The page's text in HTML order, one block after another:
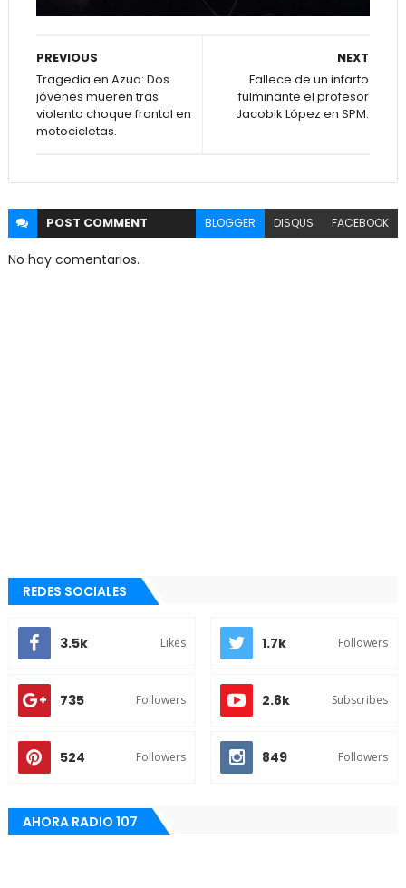
NEXT
Fallece de un infarto
fulminante el profesor
Jacobik López en SPM.
PREVIOUS
Tragedia en Azua: Dos
jóvenes mueren tras
violento choque frontal en
motocicletas.
POST COMMENT BLOGGER DISQUS FACEBOOK
No hay comentarios.
REDES SOCIALES
3.5k Likes 1.7k Followers
735 Followers 2.8k Subscribes
524 Followers 849 Followers
AHORA RADIO 107